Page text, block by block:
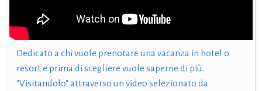
Dedicato a chi vuole prenotare una vacanza in hotel o
resort e prima di scegliere vuole saperne di più.
"Visitandolo" attraverso un video selezionato da